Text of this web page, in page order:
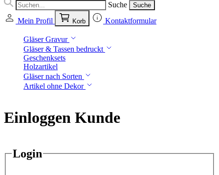
Suche Suche
Mein Profil Korb Kontaktformular
Gläser Gravur
Gläser & Tassen bedruckt
Geschenksets
Holzartikel
Gläser nach Sorten
Artikel ohne Dekor
Einloggen Kunde
Login